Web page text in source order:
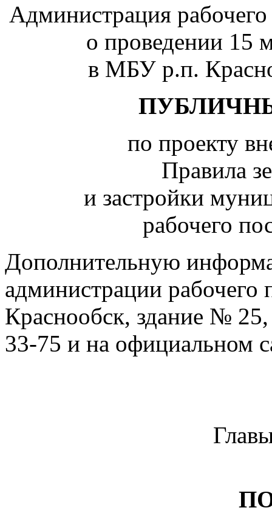
Администрация
о проведении 15
в МБУ р.п.
по проекту
Правила
и застройки
рабочего
Дополнительную
администрации рабочего
Краснообск, здание №
33-75 и на официальном